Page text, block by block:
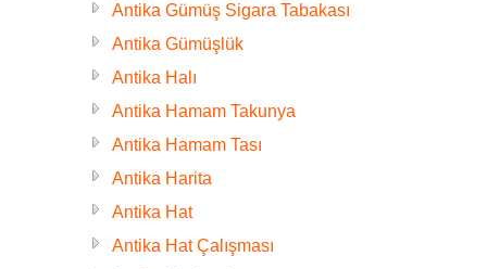
Antika Gümüş Sigara Tabakası
Antika Gümüşlük
Antika Halı
Antika Hamam Takunya
Antika Hamam Tası
Antika Harita
Antika Hat
Antika Hat Çalışması